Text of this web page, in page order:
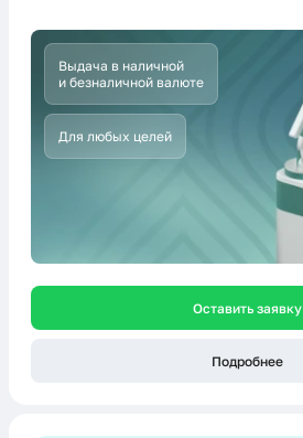
Выдача в наличной
и безналичной валюте
Для любых целей
Оставить заявку
Подробнее